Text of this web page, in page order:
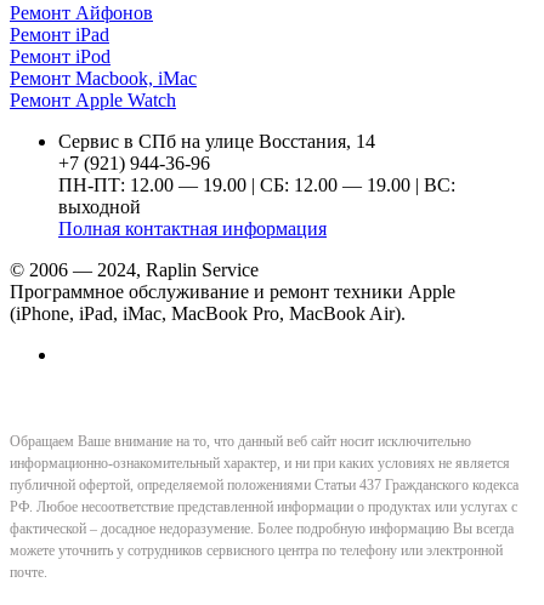
Ремонт Айфонов
Ремонт iPad
Ремонт iPod
Ремонт Macbook, iMac
Ремонт Apple Watch
Сервис в СПб на улице Восстания, 14
+7 (921) 944-36-96
ПН-ПТ: 12.00 — 19.00 | СБ: 12.00 — 19.00 | ВС:
выходной
Полная контактная информация
© 2006 — 2024, Raplin Service
Программное обслуживание и ремонт техники Apple
(iPhone, iPad, iMac, MacBook Pro, MacBook Air).
Обращаем Ваше внимание на то, что данный веб сайт носит исключительно
информационно-ознакомительный характер, и ни при каких условиях не является
публичной офертой, определяемой положениями Статьи 437 Гражданского кодекса
РФ. Любое несоответствие представленной информации о продуктах или услугах с
фактической – досадное недоразумение. Более подробную информацию Вы всегда
можете уточнить у сотрудников сервисного центра по телефону или электронной
почте.